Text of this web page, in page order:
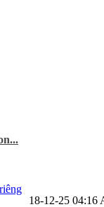
18-12-25 04:16